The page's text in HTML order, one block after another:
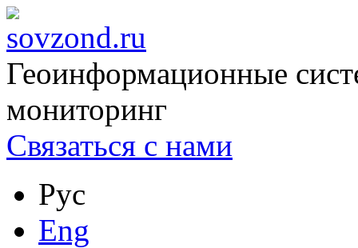
Геоинформационные
мониторинг
Связаться с нами
Рус
Eng